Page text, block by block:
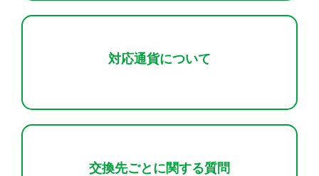
対応通貨について
交換先ごとに関する質問